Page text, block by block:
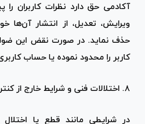
آکادمی حق دارد نظرات کاربران
ویرایش، تعدیل، از انتشار آن‌ها
حذف نماید. در صورت نقض این
کاربر را محدود نموده یا حساب
۸. اختلالات فنی و شرایط خارج از کنترل
در شرایطی مانند قطع یا اختلال